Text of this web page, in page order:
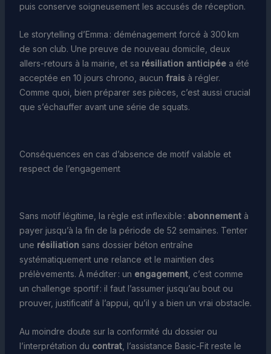
puis conserve soigneusement les accusés de réception.
Le storytelling d’Emma : déménagement forcé à 300 km
de son club. Une preuve de nouveau domicile, deux
allers-retours à la mairie, et sa résiliation anticipéea été
acceptée en 10 jours chrono, aucun fraisà régler.
Comme quoi, bien préparer ses pièces, c’est aussi crucial
que s’échauffer avant une série de squats.
Conséquences en cas d’absence de motif valable et
respect de l’engagement
Sans motif légitime, la règle est inflexible : abonnementà
payer jusqu’à la fin de la période de 52 semaines. Tenter
une résiliation sans dossier béton entraîne
systématiquement une relance et le maintien des
prélèvements. À méditer : un engagement, c’est comme
un challenge sportif : il faut l’assumer jusqu’au bout ou
prouver, justificatif à l’appui, qu’il y a bien un vrai obstacle.
Au moindre doute sur la conformité du dossier ou
l’interprétation du contrat, l’assistance Basic-Fit reste le